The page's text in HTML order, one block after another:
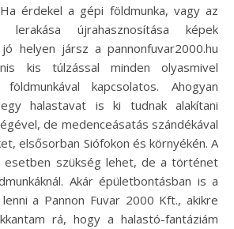
érdekel a gépi földmunka, vagy az
újrahasznosítása képek
helyen jársz a pannonfuvar2000.hu
kis túlzással minden olyasmivel
kapcsolatos. Ahogyan
halastavat is ki tudnak alakítani
de medenceásatás szándékával
elsősorban Siófokon és környékén. A
esetben szükség lehet, de a történet
Akár épületbontásban is a
a Pannon Fuvar 2000 Kft., akikre
rá, hogy a halastó-fantáziám